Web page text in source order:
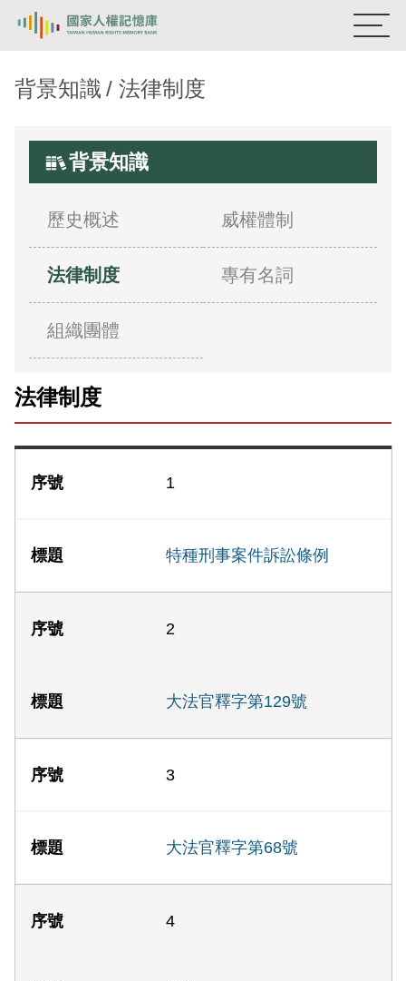
新生訓導處
蛋殼畫
關於我們
意見信箱
背景知識 法律制度
背景知識
歷史概述 威權體制
法律制度 專有名詞
組織團體
法律制度
1
特種刑事案件訴訟條例
2
大法官釋字第129號
3
大法官釋字第68號
4